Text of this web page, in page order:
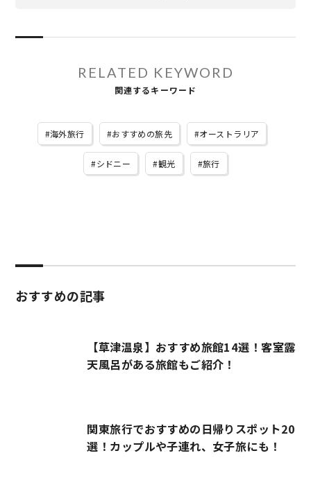
RELATED KEYWORD
関連するキーワード
海外旅行 おすすめの旅先 オーストラリア
シドニー 観光 旅行
おすすめの記事
【草津温泉】おすすめ旅館14選！客室露
天風呂がある旅館もご紹介！
関東旅行でおすすめの日帰りスポット20
選！カップルや子連れ、女子旅にも！